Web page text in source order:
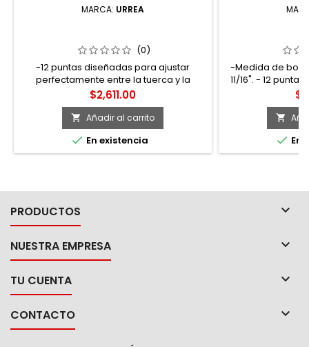
MARCA: URREA
PUNTAS 2-1/2" URREA
(0)
-12 puntas diseñadas para ajustar
perfectamente entre la tuerca y la
herramienta -La estructura molecular es
uniforme para ofrecer mayor resistencia
-El mango cuenta con un conveniente
radio que mantiene la zona de golpe en
un plano superior al plano de la estría
haciendo más cómodo y seguro el
Precio
$2,611.00
 Añadir al carrito
 En existencia
-Medida de
11/16". - 12
con 72 dientes y
de 5°. -
vanadio con

 En
PRODUCTOS 
NUESTRA EMPRESA 
TU CUENTA 
CONTACTO 